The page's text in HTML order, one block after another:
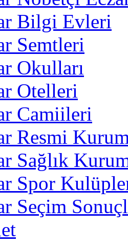
Bilgi Evleri
Semtleri
Okulları
Otelleri
Camiileri
Resmi
Sağlık
Spor
Seçim